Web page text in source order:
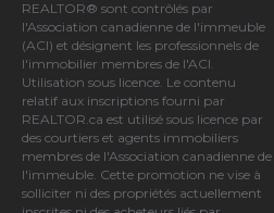
REALTOR® sont contrôlés par
l'Association canadienne de l'immeuble
(ACI) et désignent les professionnels de
l'immobilier membres de l'ACI.
Utilisation sous licence. Le contenu
relatif aux inscriptions fourni par
REALTOR.ca est utilisé sous licence par
des courtiers et agents immobiliers
membres de l'Association canadienne de
l'immeuble. Cette promotion ne vise à
solliciter ni des propriétés actuellement